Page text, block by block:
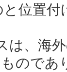
位置
、海
のであ